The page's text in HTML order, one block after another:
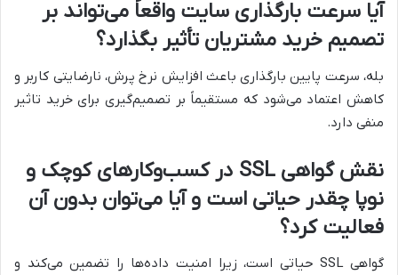
آیا سرعت بارگذاری سایت واقعاً می‌تواند بر
تصمیم خرید مشتریان تأثیر بگذارد؟
بله، سرعت پایین بارگذاری باعث افزایش نرخ پرش، نارضایتی کاربر و
کاهش اعتماد می‌شود که مستقیماً بر تصمیم‌گیری برای خرید تاثیر
منفی دارد.
نقش گواهی SSL در کسب‌وکارهای کوچک و
نوپا چقدر حیاتی است و آیا می‌توان بدون آن
فعالیت کرد؟
گواهی SSL حیاتی است، زیرا امنیت داده‌ها را تضمین می‌کند و